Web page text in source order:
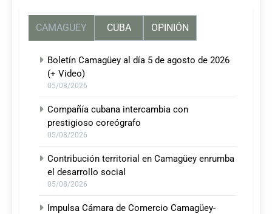
CAMAGUEY CUBA OPINIÓN
Boletín Camagüey al día 5 de agosto de 2026
(+ Video)
05/08/2026
Compañía cubana intercambia con
prestigioso coreógrafo
05/08/2026
Contribución territorial en Camagüey enrumba
el desarrollo social
05/08/2026
Impulsa Cámara de Comercio Camagüey-